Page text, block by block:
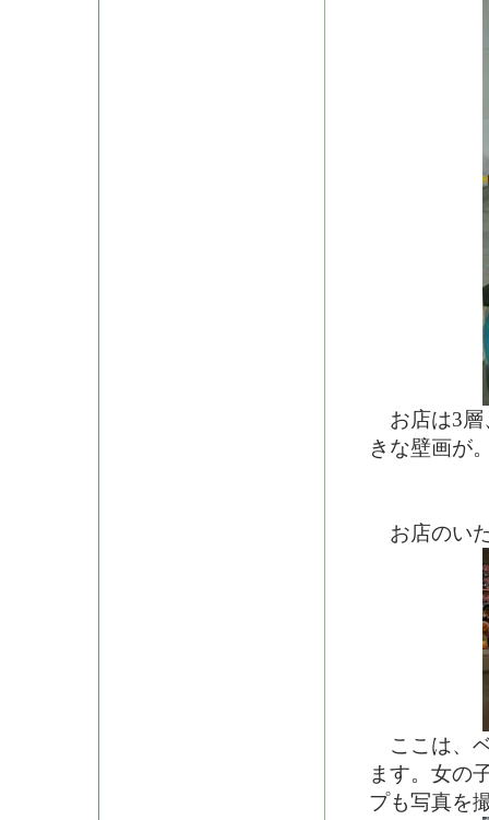
お店は3層
きな壁画が
お店のい
ここは、
ます。女の
プも写真を